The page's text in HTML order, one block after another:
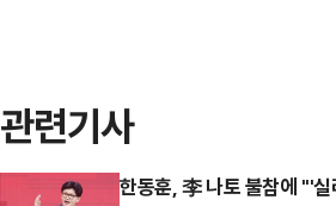
관련기사
한동훈, 李 나토 불참에 "'